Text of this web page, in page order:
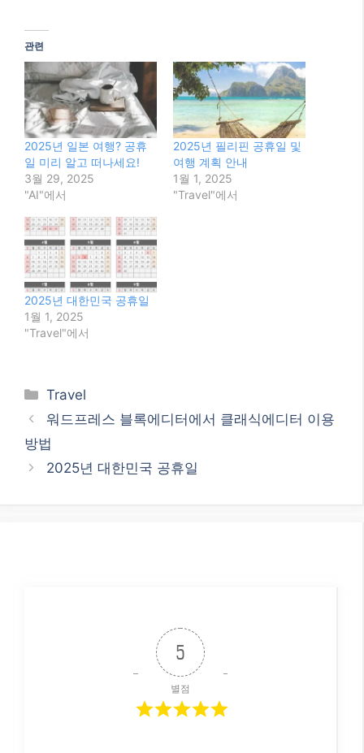
관련
2025년 일본 여행? 공휴
일 미리 알고 떠나세요!
3월 29, 2025
"AI"에서
2025년 필리핀 공휴일 및
여행 계획 안내
1월 1, 2025
"Travel"에서
2025년 대한민국 공휴일
1월 1, 2025
"Travel"에서
Categories
Travel
워드프레스 블록에디터에서 클래식에디터 이용
방법
2025년 대한민국 공휴일
5
별점